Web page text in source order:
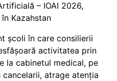
– IOAI 2026,
Kazahstan
școli în care consilierii
activitatea prin
la cabinetul medical, pe
cancelarii, atrage atenția